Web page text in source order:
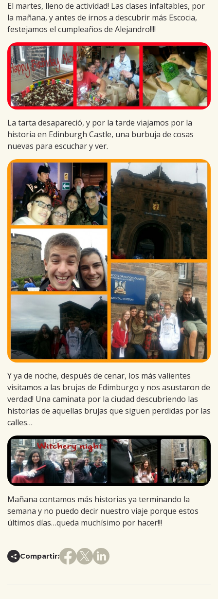
El martes, lleno de actividad! Las clases infaltables, por
la mañana, y antes de irnos a descubrir más Escocia,
festejamos el cumpleaños de Alejandro!!!!
La tarta desapareció, y por la tarde viajamos por la
historia en Edinburgh Castle, una burbuja de cosas
nuevas para escuchar y ver.
Y ya de noche, después de cenar, los más valientes
visitamos a las brujas de Edimburgo y nos asustaron de
verdad! Una caminata por la ciudad descubriendo las
historias de aquellas brujas que siguen perdidas por las
calles…
Mañana contamos más historias ya terminando la
semana y no puedo decir nuestro viaje porque estos
últimos días…queda muchísimo por hacer!!!
Compartir: